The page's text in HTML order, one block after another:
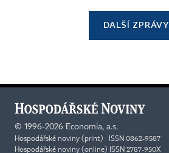
DALŠÍ ZPRÁVY
© 1996-2026 Economia, a.s.
Hospodářské noviny (print) ISSN 0862-9587
Hospodářské noviny (online) ISSN 2787-950X